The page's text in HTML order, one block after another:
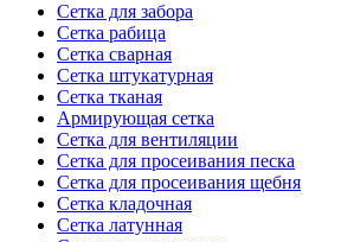
Сетка для забора
Сетка рабица
Сетка сварная
Сетка штукатурная
Сетка тканая
Армирующая сетка
Сетка для вентиляции
Сетка для просеивания песка
Сетка для просеивания щебня
Сетка кладочная
Сетка латунная